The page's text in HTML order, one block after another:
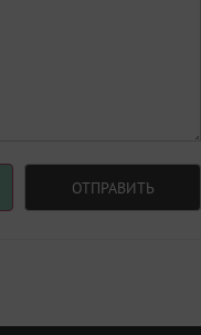
ОТПРАВИТЬ